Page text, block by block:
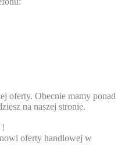
oferty. Obecnie mamy ponad
na naszej stronie.
!
oferty handlowej w